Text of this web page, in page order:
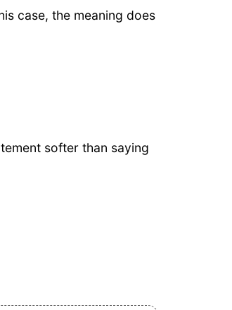
case, the meaning does
softer than saying